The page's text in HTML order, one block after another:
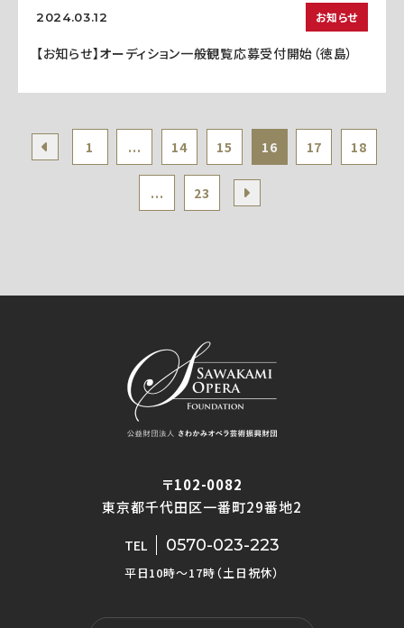
2024.03.12 お知らせ
【お知らせ】オーディション一般観覧応募受付開始（徳島）
1 ... 14 15 16 17 18
... 23
〒102-0082
東京都千代田区一番町29番地2
TEL 0570-023-223
平日10時〜17時（土日祝休）